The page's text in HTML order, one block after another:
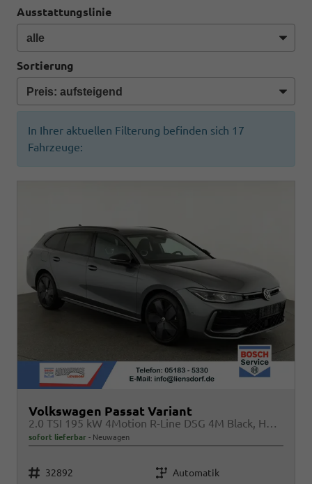
Ausstattungslinie
Sortierung
In Ihrer aktuellen Filterung befinden sich 17
Fahrzeuge:
Volkswagen Passat Variant
2.0 TSI 195 kW 4Motion R-Line DSG 4M Black, HUD, AHK, Navi, IQ.Light, AreaView, Winter, el. Klappe, sofort
sofort lieferbar Neuwagen
Fahrzeugnr. 32892 Getriebe Automatik